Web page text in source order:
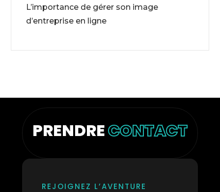
L’importance de gérer son image
d’entreprise en ligne
PRENDRECONTACT
REJOIGNEZ L’AVENTURE